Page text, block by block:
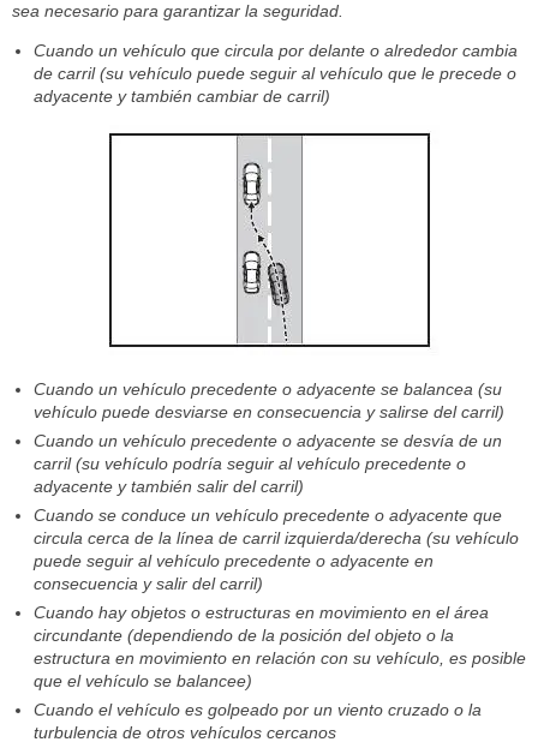
sea necesario para garantizar la seguridad.
Cuando un vehículo que circula por delante o alrededor cambia
de carril (su vehículo puede seguir al vehículo que le precede o
adyacente y también cambiar de carril)
Cuando un vehículo precedente o adyacente se balancea (su
vehículo puede desviarse en consecuencia y salirse del carril)
Cuando un vehículo precedente o adyacente se desvía de un
carril (su vehículo podría seguir al vehículo precedente o
adyacente y también salir del carril)
Cuando se conduce un vehículo precedente o adyacente que
circula cerca de la línea de carril izquierda/derecha (su vehículo
puede seguir al vehículo precedente o adyacente en
consecuencia y salir del carril)
Cuando hay objetos o estructuras en movimiento en el área
circundante (dependiendo de la posición del objeto o la
estructura en movimiento en relación con su vehículo, es posible
que el vehículo se balancee)
Cuando el vehículo es golpeado por un viento cruzado o la
turbulencia de otros vehículos cercanos